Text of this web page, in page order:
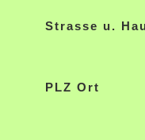
Strasse u.
PLZ Ort